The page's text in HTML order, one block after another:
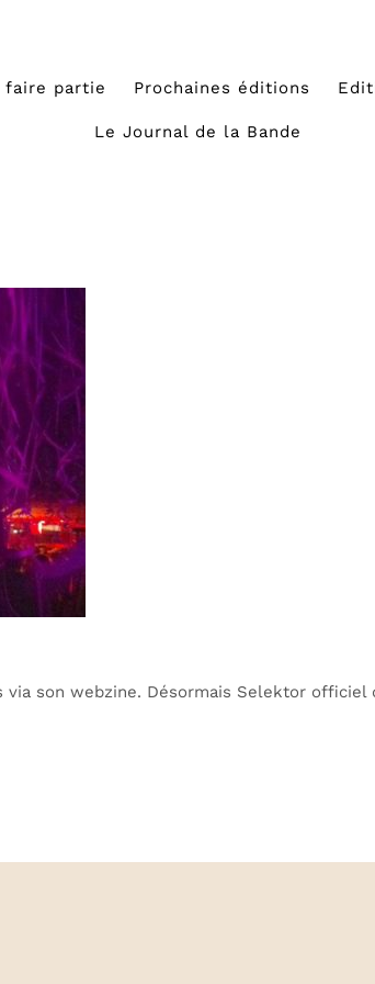
faire partie Prochaines éditions
Le Journal de la Bande
son webzine. Désormais Selektor officiel